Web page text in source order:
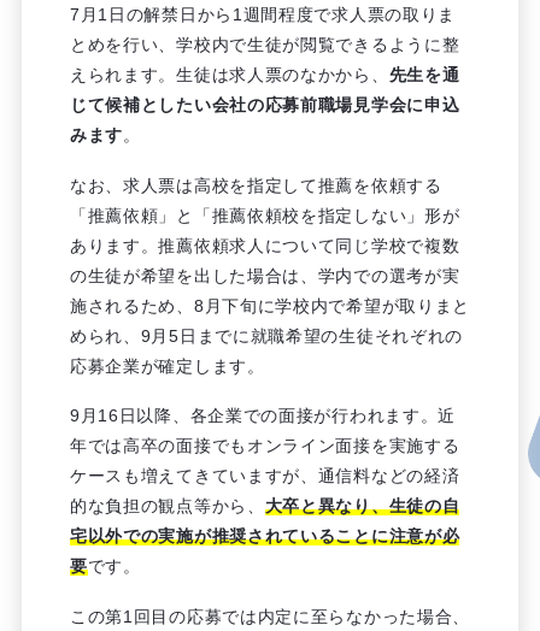
7月1日の解禁日から1週間程度で求人票の取りま
とめを行い、学校内で生徒が閲覧できるように整
えられます。生徒は求人票のなかから、 先生を通
じて候補としたい会社の応募前職場見学会に申込
みます。
なお、求人票は高校を指定して推薦を依頼する
「推薦依頼」と「推薦依頼校を指定しない」形が
あります。推薦依頼求人について同じ学校で複数
の生徒が希望を出した場合は、学内での選考が実
施されるため、8月下旬に学校内で希望が取りまと
められ、9月5日までに就職希望の生徒それぞれの
応募企業が確定します。
9月16日以降、各企業での面接が行われます。近
年では高卒の面接でもオンライン面接を実施する
ケースも増えてきていますが、通信料などの経済
的な負担の観点等から、 大卒と異なり、生徒の自
宅以外での実施が推奨されていることに注意が必
要です。
この第1回目の応募では内定に至らなかった場合、